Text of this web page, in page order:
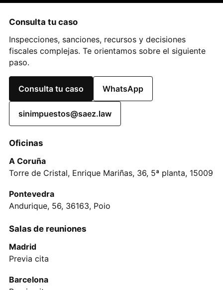
Consulta tu caso
Inspecciones, sanciones, recursos y decisiones
fiscales complejas. Te orientamos sobre el siguiente
paso.
Consulta tu caso WhatsApp
sinimpuestos@saez.law
Oficinas
A Coruña
Torre de Cristal, Enrique Mariñas, 36, 5ª planta, 15009
Pontevedra
Andurique, 56, 36163, Poio
Salas de reuniones
Madrid
Previa cita
Barcelona